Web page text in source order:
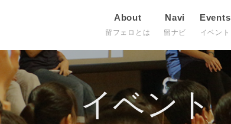
About
留フェロとは
Navi
留ナビ
Events
イベント
イベント